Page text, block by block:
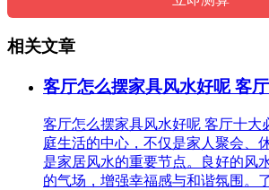
相关文章
客厅怎么摆家具风水好呢 客
客厅怎么摆家具风水好呢 客厅十大
庭生活的中心，不仅是家人聚会、
是家居风水的重要节点。良好的风
的气场，增强幸福感与和谐氛围。